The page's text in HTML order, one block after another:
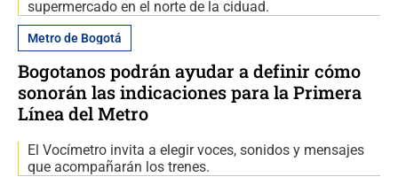
supermercado en el norte de la ciduad.
Metro de Bogotá
Bogotanos podrán ayudar a definir cómo
sonorán las indicaciones para la Primera
Línea del Metro
El Vocímetro invita a elegir voces, sonidos y mensajes
que acompañarán los trenes.